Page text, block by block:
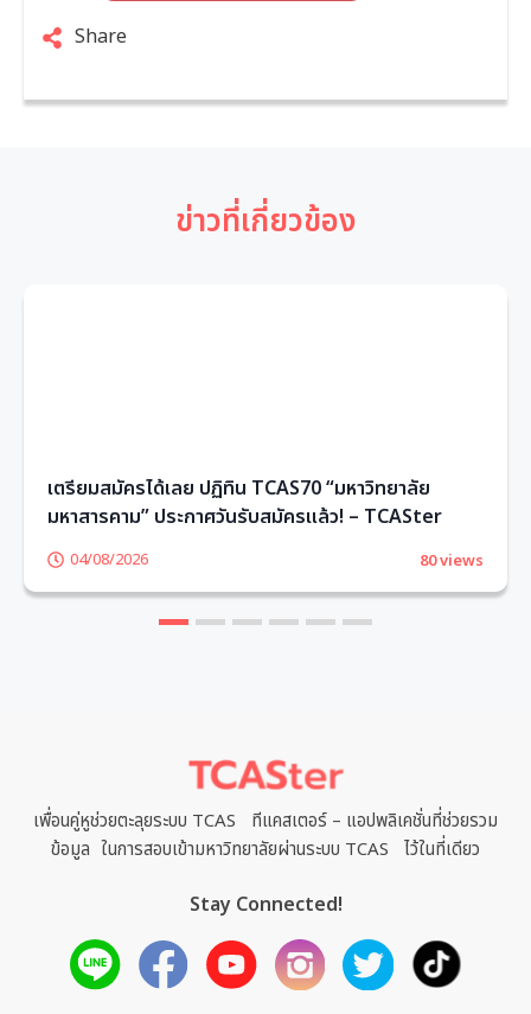
Share
ข่าวที่เกี่ยวข้อง
เตรียมสมัครได้เลย ปฏิทิน TCAS70 “มหาวิทยาลัย
มหาสารคาม” ประกาศวันรับสมัครแล้ว! – TCASter
04/08/2026 80 views
3 4 5 6
เพื่อนคู่หูช่วยตะลุยระบบ TCAS ทีแคสเตอร์ – แอปพลิเคชั่นที่ช่วยรวม
ข้อมูล ในการสอบเข้ามหาวิทยาลัยผ่านระบบ TCAS ไว้ในที่เดียว
Stay Connected!